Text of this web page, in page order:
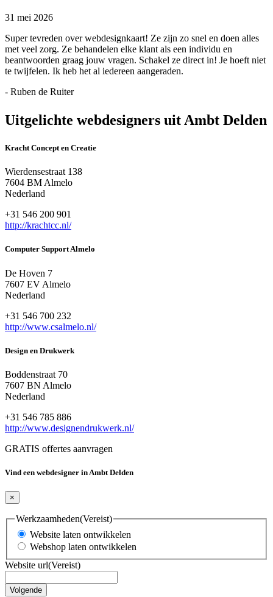
31 mei 2026
Super tevreden over webdesignkaart! Ze zijn zo snel en doen alles
met veel zorg. Ze behandelen elke klant als een individu en
beantwoorden graag jouw vragen. Schakel ze direct in! Je hoeft niet
te twijfelen. Ik heb het al iedereen aangeraden.
- Ruben de Ruiter
Uitgelichte webdesigners uit Ambt Delden
Kracht Concept en Creatie
Wierdensestraat 138
7604 BM Almelo
Nederland
+31 546 200 901
http://krachtcc.nl/
Computer Support Almelo
De Hoven 7
7607 EV Almelo
Nederland
+31 546 700 232
http://www.csalmelo.nl/
Design en Drukwerk
Boddenstraat 70
7607 BN Almelo
Nederland
+31 546 785 886
http://www.designendrukwerk.nl/
GRATIS offertes aanvragen
Vind een webdesigner in Ambt Delden
×
Werkzaamheden(Vereist)
Website laten ontwikkelen
Webshop laten ontwikkelen
Website url(Vereist)